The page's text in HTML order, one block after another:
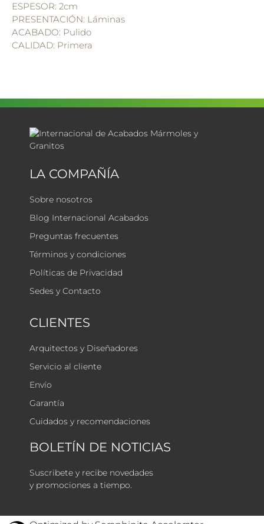
ESPESOR: 2cm
PRESENTACIÓN: Láminas
ACABADO: Pulido
CALIDAD: Primera
LA COMPAÑÍA
Sobre nosotros
Blog Internacional Acabados
Preguntas frecuentes
Términos y condiciones
Políticas de Privacidad
Sedes y Contacto
CLIENTES
Arquitectos y Diseñadores
Servicio al cliente
Envío
Garantía
Cuidados y recomendaciones
BOLETÍN DE NOTICIAS
Suscribete y recibe novedades
y promociones a tiempo.